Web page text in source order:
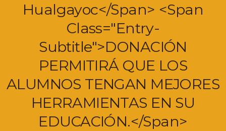
Hualgayoc</span> <span
Class="entry-
Subtitle">DONACIÓN
PERMITIRÁ QUE LOS
ALUMNOS TENGAN MEJORES
HERRAMIENTAS EN SU
EDUCACIÓN.</span>